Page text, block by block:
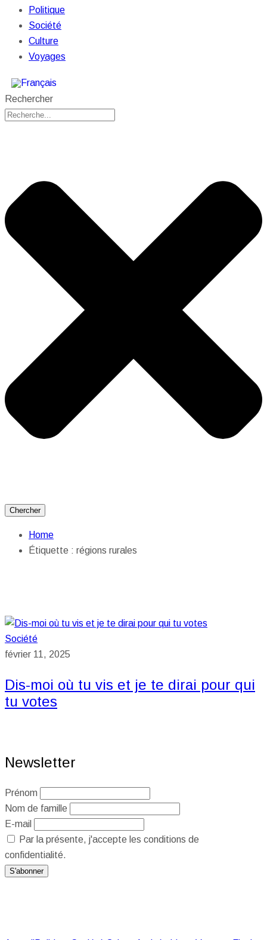
Politique
Société
Culture
Voyages
Rechercher
Chercher
Home
Étiquette : régions rurales
Société
février 11, 2025
Dis-moi où tu vis et je te dirai pour qui
tu votes
Newsletter
Prénom
Nom de famille
E-mail
Par la présente, j'accepte les conditions de
confidentialité.